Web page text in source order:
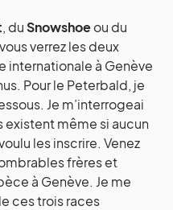
, duSnowshoeou du
verrez les deux
internationale à Genève
Pour le Peterbald, je
Je m’interrogeai
même si aucun
les inscrire. Venez
frères et
à Genève. Je me
ces trois races